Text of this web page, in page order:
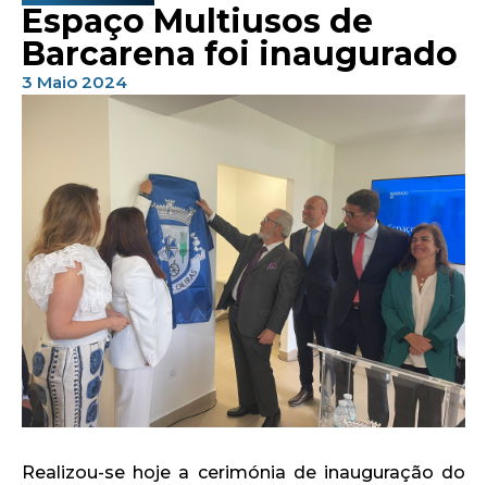
Espaço Multiusos de
Barcarena foi inaugurado
3 Maio 2024
Realizou-se hoje a cerimónia de inauguração do